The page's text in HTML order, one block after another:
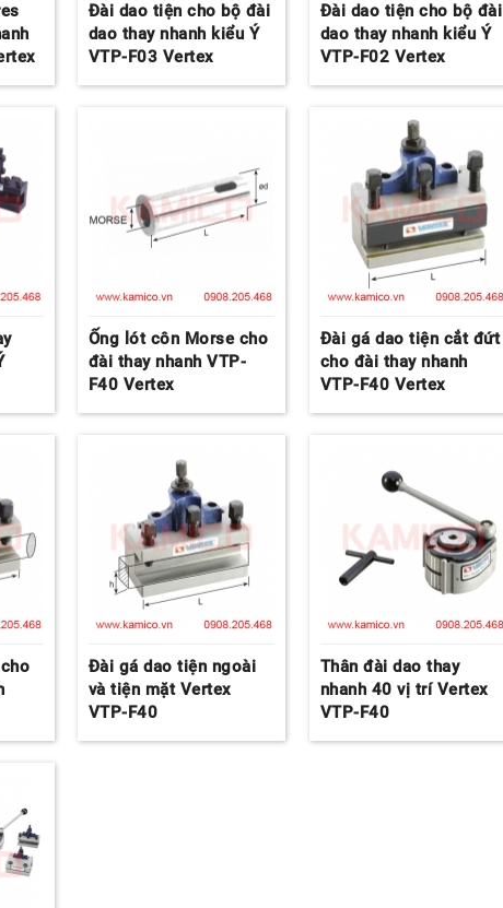
Đài dao tiện cho bộ đài
dao thay nhanh kiểu Ý
VTP-F03 Vertex
Đài dao tiện cho bộ đài
dao thay nhanh kiểu Ý
VTP-F02 Vertex
Ống lót côn Morse cho
đài thay nhanh VTP-
F40 Vertex
Đài gá dao tiện cắt đứt
cho đài thay nhanh
VTP-F40 Vertex
Đài gá dao tiện ngoài
và tiện mặt Vertex
VTP-F40
Thân đài dao thay
nhanh 40 vị trí Vertex
VTP-F40